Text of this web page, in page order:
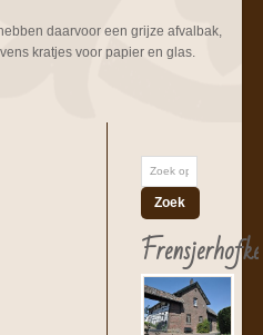
daarvoor een grijze afvalbak,
kratjes voor papier en glas.
Frensjerhofke